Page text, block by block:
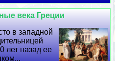
века Греции
в западной
лет назад ее